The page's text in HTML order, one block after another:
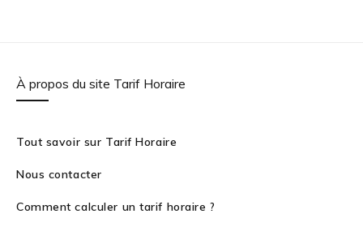
À propos du site Tarif Horaire
Tout savoir sur Tarif Horaire
Nous contacter
Comment calculer un tarif horaire ?